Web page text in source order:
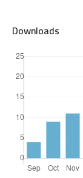
Downloads